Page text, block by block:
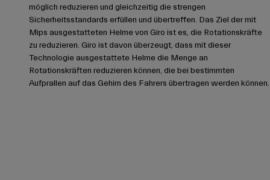
möglich reduzieren und gleichzeitig die strengen
Sicherheitsstandards erfüllen und übertreffen. Das Ziel der mit
Mips ausgestatteten Helme von Giro ist es, die Rotationskräfte
zu reduzieren. Giro ist davon überzeugt, dass mit dieser
Technologie ausgestattete Helme die Menge an
Rotationskräften reduzieren können, die bei bestimmten
Aufprallen auf das Gehirn des Fahrers übertragen werden können.